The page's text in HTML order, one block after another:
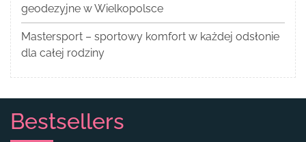
geodezyjne w Wielkopolsce
Mastersport – sportowy komfort w każdej odsłonie
dla całej rodziny
Bestsellers